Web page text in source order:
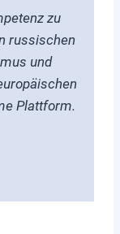
zu
russischen
und
Plattform.